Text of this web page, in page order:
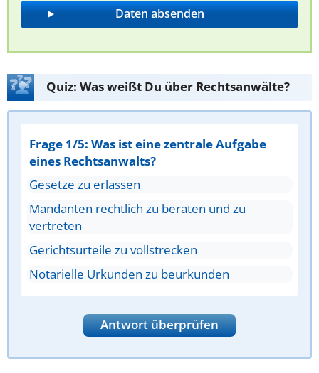
Quiz: Was weißt Du über Rechtsanwälte?
Frage 1/5: Was ist eine zentrale Aufgabe
eines Rechtsanwalts?
Gesetze zu erlassen
Mandanten rechtlich zu beraten und zu
vertreten
Gerichtsurteile zu vollstrecken
Notarielle Urkunden zu beurkunden
Antwort überprüfen